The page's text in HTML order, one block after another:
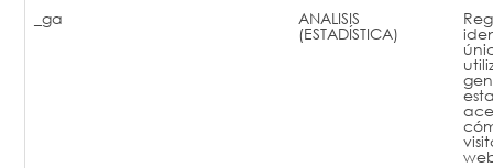
_ga
ANALISIS
(ESTADÍSTICA)